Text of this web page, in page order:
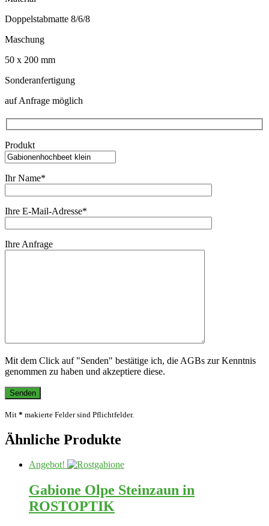
Doppelstabmatte 8/6/8
Maschung
50 x 200 mm
Sonderanfertigung
auf Anfrage möglich
Produkt
Ihr Name*
Ihre E-Mail-Adresse*
Ihre Anfrage
Mit dem Click auf "Senden" bestätige ich, die AGBs zur Kenntnis
genommen zu haben und akzeptiere diese.
Mit * makierte Felder sind Pflichtfelder.
Ähnliche Produkte
Angebot!
Gabione Olpe Steinzaun in
ROSTOPTIK